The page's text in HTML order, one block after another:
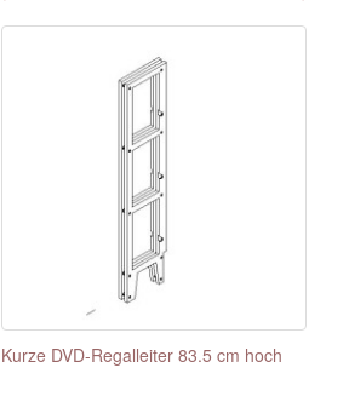
Kurze DVD-Regalleiter 83.5 cm hoch